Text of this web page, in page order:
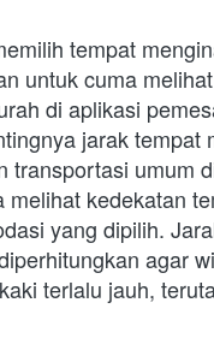
tempat
untuk cuma
di aplikasi
jarak tempat
transportasi umum
melihat kedekatan
yang dipilih.
agar
terlalu jauh,